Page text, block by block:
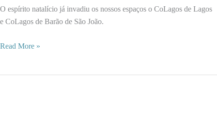
2026
O espírito natalício já invadiu os nossos espaços o CoLagos de Lagos
e CoLagos de Barão de São João.
O
Read More »